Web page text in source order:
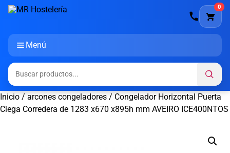
Menú
0
Inicio / arcones congeladores / Congelador Horizontal Puerta
Ciega Corredera de 1283 x670 x895h mm AVEIRO ICE400NTOS